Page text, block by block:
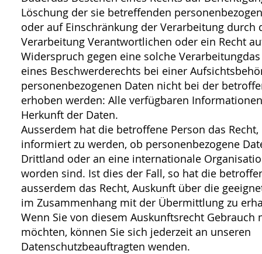
Löschung der sie betreffenden
oder auf Einschränkung der Verarbeitung durch
Verarbeitung Verantwortlichen oder ein Recht
Widerspruch gegen eine solche
eines Beschwerderechts bei einer
personenbezogenen Daten nicht bei der
erhoben werden: Alle verfügbaren
Herkunft der Daten.
Ausserdem hat die betroffene Person das
informiert zu werden, ob personenbezogene
Drittland oder an eine internationale
worden sind. Ist dies der Fall, so hat die
ausserdem das Recht, Auskunft über die
im Zusammenhang mit der Übermittlung zu
Wenn Sie von diesem Auskunftsrecht Gebrauch
möchten, können Sie sich jederzeit an unseren
Datenschutzbeauftragten wenden.